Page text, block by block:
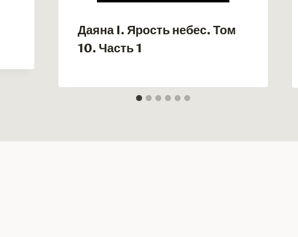
Даяна I. Ярость небес. Том
10. Часть 1